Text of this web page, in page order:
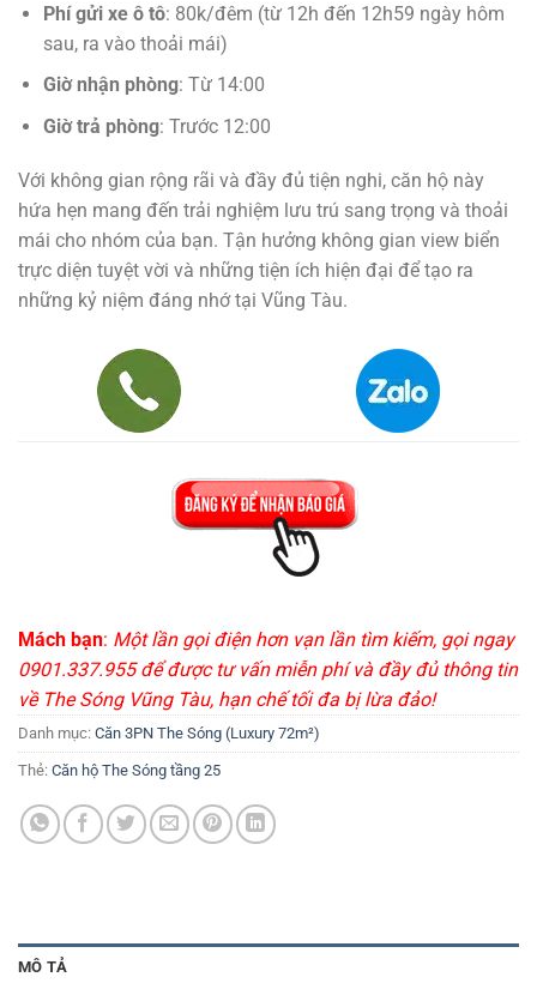
Phí gửi xe ô tô: 80k/đêm (từ 12h đến 12h59 ngày hôm
sau, ra vào thoải mái)
Giờ nhận phòng: Từ 14:00
Giờ trả phòng: Trước 12:00
Với không gian rộng rãi và đầy đủ tiện nghi, căn hộ này
hứa hẹn mang đến trải nghiệm lưu trú sang trọng và thoải
mái cho nhóm của bạn. Tận hưởng không gian view biển
trực diện tuyệt vời và những tiện ích hiện đại để tạo ra
những kỷ niệm đáng nhớ tại Vũng Tàu.
Mách bạn: Một lần gọi điện hơn vạn lần tìm kiếm, gọi ngay
0901.337.955 để được tư vấn miễn phí và đầy đủ thông tin
về The Sóng Vũng Tàu, hạn chế tối đa bị lừa đảo!
Danh mục: Căn 3PN The Sóng (Luxury 72m²)
Thẻ: Căn hộ The Sóng tầng 25
MÔ TẢ